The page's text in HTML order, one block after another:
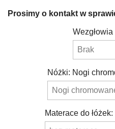
Prosimy o kontakt w
Wezgłowia
Nóżki: Nogi
Materace do